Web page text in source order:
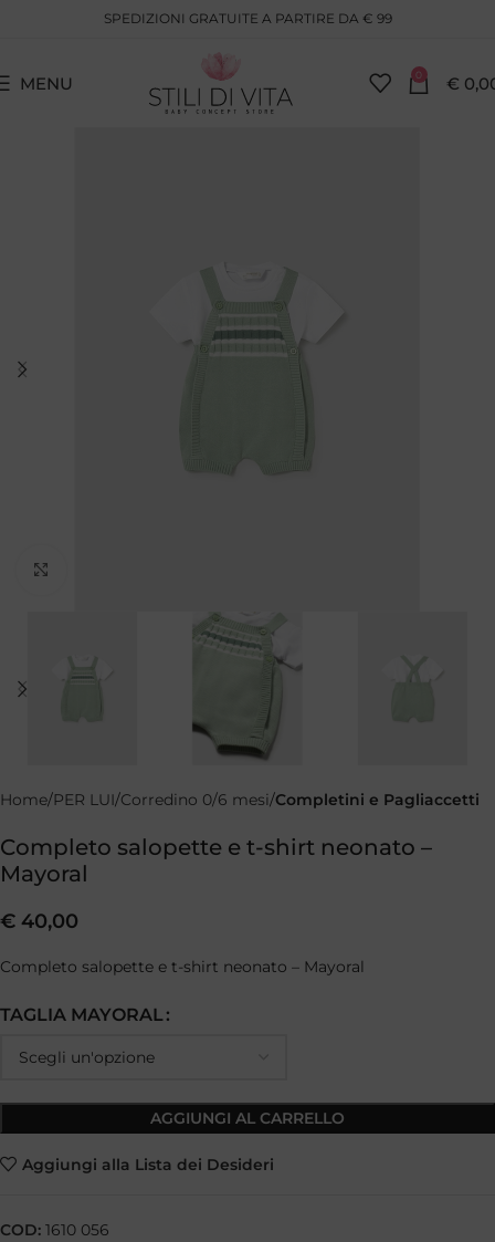
SPEDIZIONI GRATUITE A PARTIRE DA € 99
MENU 0 €
Home PER LUI Corredino 0/6 mesi Completini e Pagliaccetti
Completo salopette e t-shirt neonato –
Mayoral
€ 40,00
Completo salopette e t-shirt neonato – Mayoral
TAGLIA MAYORAL
AGGIUNGI AL CARRELLO
Aggiungi alla Lista dei Desideri
COD: 1610 056